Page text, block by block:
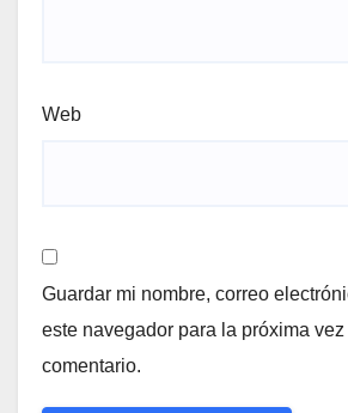
Web
Guardar mi nombre, correo
este navegador para la próxima
comentario.